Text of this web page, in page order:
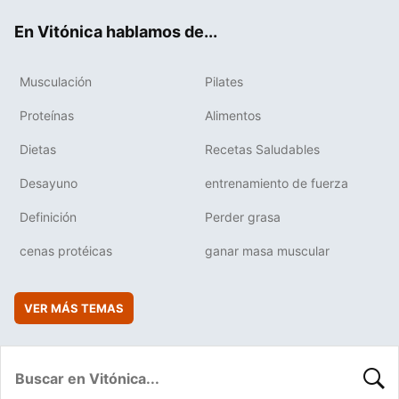
En Vitónica hablamos de...
Musculación Pilates
Proteínas Alimentos
Dietas Recetas Saludables
Desayuno entrenamiento de fuerza
Definición Perder grasa
cenas protéicas ganar masa muscular
VER MÁS TEMAS